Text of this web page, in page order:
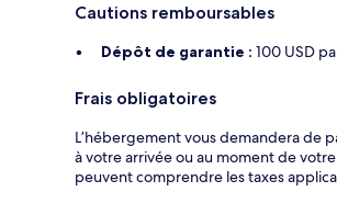
Cautions remboursables
Dépôt de garantie : 100 USD
Frais obligatoires
L’hébergement vous demandera de
à votre arrivée ou au moment de
peuvent comprendre les taxes